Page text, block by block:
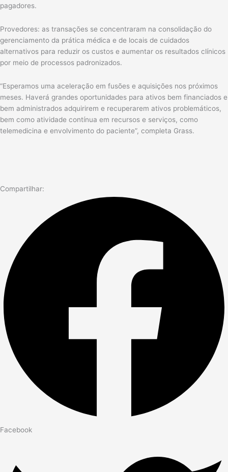
pagadores.
Provedores: as transações se concentraram na consolidação do
gerenciamento da prática médica e de locais de cuidados
alternativos para reduzir os custos e aumentar os resultados clínicos
por meio de processos padronizados.
“Esperamos uma aceleração em fusões e aquisições nos próximos
meses. Haverá grandes oportunidades para ativos bem financiados e
bem administrados adquirirem e recuperarem ativos problemáticos,
bem como atividade contínua em recursos e serviços, como
telemedicina e envolvimento do paciente”, completa Grass.
Compartilhar:
Facebook